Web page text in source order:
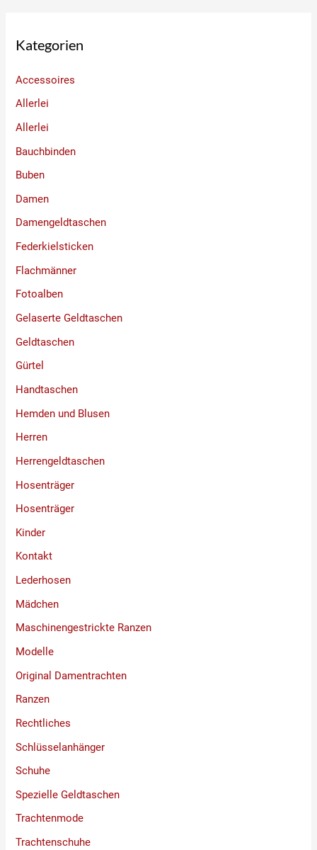
Kategorien
Accessoires
Allerlei
Allerlei
Bauchbinden
Buben
Damen
Damengeldtaschen
Federkielsticken
Flachmänner
Fotoalben
Gelaserte Geldtaschen
Geldtaschen
Gürtel
Handtaschen
Hemden und Blusen
Herren
Herrengeldtaschen
Hosenträger
Hosenträger
Kinder
Kontakt
Lederhosen
Mädchen
Maschinengestrickte Ranzen
Modelle
Original Damentrachten
Ranzen
Rechtliches
Schlüsselanhänger
Schuhe
Spezielle Geldtaschen
Trachtenmode
Trachtenschuhe